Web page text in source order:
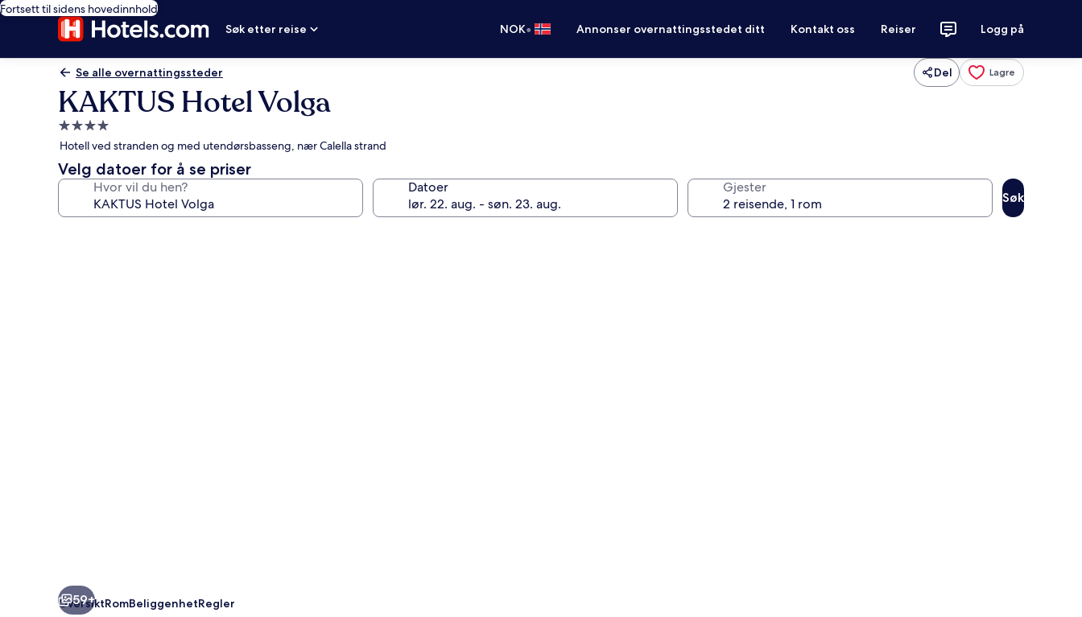
Fortsett til sidens hovedinnhold
Søk etter reise
NOK• Annonser overnattingsstedet ditt Kontakt oss Reiser Logg på
Se alle overnattingssteder Del Lagre
KAKTUS Hotel Volga
Overnattingssted
med
4.0
stjerner
Hotell ved stranden og med utendørsbasseng, nær Calella strand
Velg datoer for å se priser
Hvor vil du hen? Datoer Gjester
Søk
59+
OversiktRomBeliggenhetRegler